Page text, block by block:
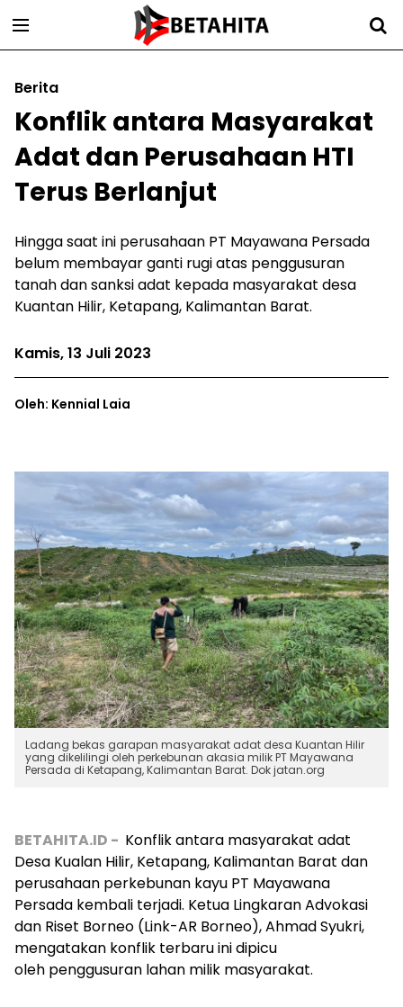
Berita
Konflik antara Masyarakat
Adat dan Perusahaan HTI
Terus Berlanjut
Hingga saat ini perusahaan PT Mayawana Persada
belum membayar ganti rugi atas penggusuran
tanah dan sanksi adat kepada masyarakat desa
Kuantan Hilir, Ketapang, Kalimantan Barat.
Kamis, 13 Juli 2023
Oleh: Kennial Laia
Ladang bekas garapan masyarakat adat desa Kuantan Hilir
yang dikelilingi oleh perkebunan akasia milik PT Mayawana
Persada di Ketapang, Kalimantan Barat. Dok jatan.org
BETAHITA.ID - Konflik antara masyarakat adat
Desa Kualan Hilir, Ketapang, Kalimantan Barat dan
perusahaan perkebunan kayu PT Mayawana
Persada kembali terjadi. Ketua Lingkaran Advokasi
dan Riset Borneo (Link-AR Borneo), Ahmad Syukri,
mengatakan konflik terbaru ini dipicu
oleh penggusuran lahan milik masyarakat.